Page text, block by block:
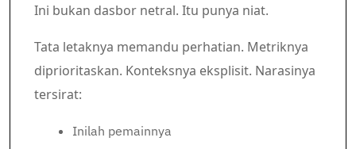
Ini bukan dasbor netral. Itu punya niat.
Tata letaknya memandu perhatian. Metriknya
diprioritaskan. Konteksnya eksplisit. Narasinya
tersirat:
Inilah pemainnya